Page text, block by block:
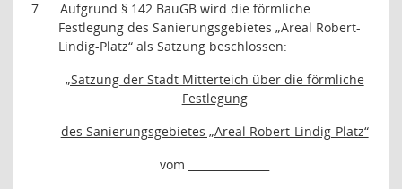
7.
Aufgrund § 142 BauGB wird die förmliche
Festlegung des Sanierungsgebietes „Areal Robert-
Lindig-Platz“ als Satzung beschlossen:
„Satzung der Stadt Mitterteich über die förmliche
Festlegung
des Sanierungsgebietes „Areal Robert-Lindig-Platz“
vom